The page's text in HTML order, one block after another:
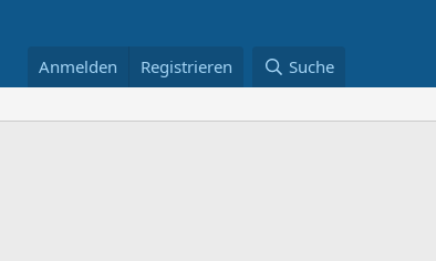
Anmelden Registrieren Suche